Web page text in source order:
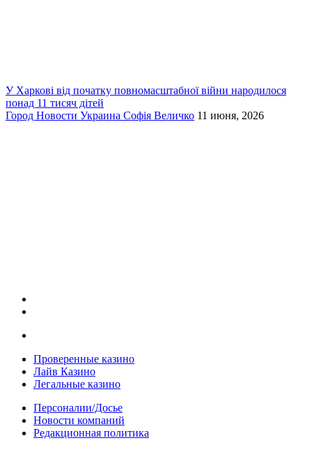
У Харкові від початку повномасштабної війни народилося
понад 11 тисяч дітей
Город Новости Украина Софія Величко 11 июня, 2026
Проверенные казино
Лайв Казино
Легальные казино
Персоналии/Досье
Новости компаний
Редакционная политика